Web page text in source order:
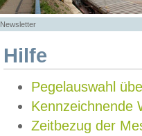
Newsletter
Hilfe
Pegelauswahl
Kennzeichnende
Zeitbezug der